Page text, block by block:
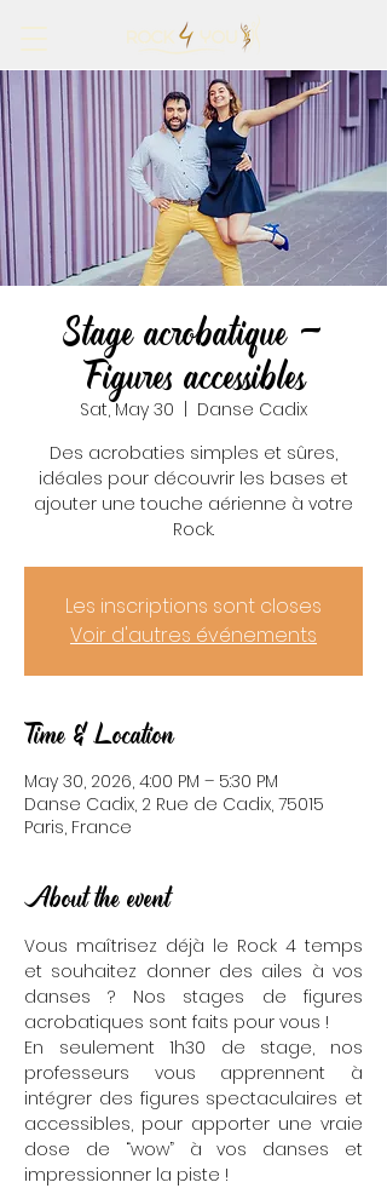
Stage acrobatique -
Figures accessibles
Sat, May 30
Danse Cadix
Des acrobaties simples et sûres,
idéales pour découvrir les bases et
ajouter une touche aérienne à votre
Rock.
Les inscriptions sont closes
Voir d'autres événements
Time & Location
May 30, 2026, 4:00 PM – 5:30 PM
Danse Cadix, 2 Rue de Cadix, 75015
Paris, France
About the event
Vous maîtrisez déjà le Rock 4 temps
et souhaitez donner des ailes à vos
danses ? Nos stages de figures
acrobatiques sont faits pour vous !
En seulement 1h30 de stage, nos
professeurs vous apprennent à
intégrer des figures spectaculaires et
accessibles, pour apporter une vraie
dose de “wow” à vos danses et
impressionner la piste !